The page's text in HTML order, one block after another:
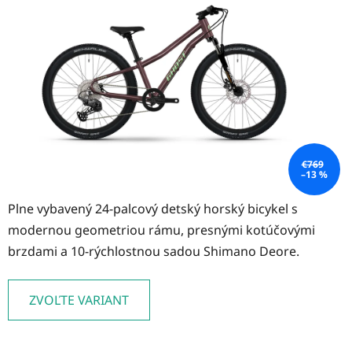
Plne vybavený 24-palcový detský horský bicykel s
modernou geometriou rámu, presnými kotúčovými
brzdami a 10-rýchlostnou sadou Shimano Deore.
ZVOĽTE VARIANT
€769
–13 %